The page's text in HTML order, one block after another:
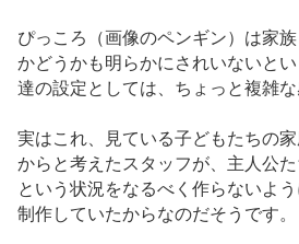
ぴっころ（画像のペンギン）は家
かどうかも明らかにされいないと
達の設定としては、ちょっと複雑な
実はこれ、見ている子どもたちの
からと考えたスタッフが、主人公
という状況をなるべく作らないよ
制作していたからなのだそうです。